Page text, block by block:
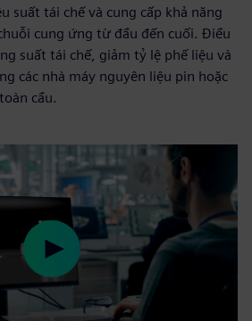
suất tái chế và cung cấp khả năng
cung ứng từ đầu đến cuối. Điều
suất tái chế, giảm tỷ lệ phế liệu và
các nhà máy nguyên liệu pin hoặc
cầu.
Play